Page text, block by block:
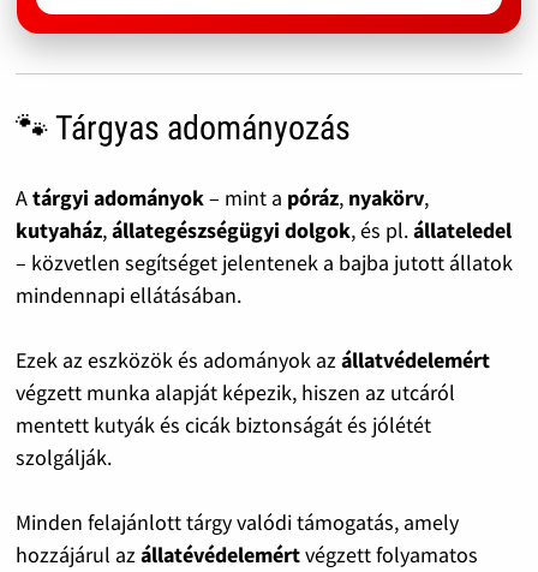
🐾 Tárgyas adományozás
Atárgyi adományok– mint a póráz, nyakörv,
kutyaház,állategészségügyi dolgok, és pl.állateledel
– közvetlen segítséget jelentenek a bajba jutott állatok
mindennapi ellátásában.
Ezek az eszközök és adományok azállatvédelemért
végzett munka alapját képezik, hiszen az utcáról
mentett kutyák és cicák biztonságát és jólétét
szolgálják.
Minden felajánlott tárgy valódi támogatás, amely
hozzájárul azállatévédelemértvégzett folyamatos